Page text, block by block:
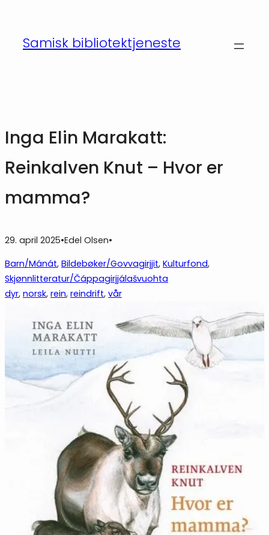
innholdSamisk bibliotektjeneste
Inga Elin Marakatt:
Reinkalven Knut – Hvor er
mamma?
29. april 2025•Edel Olsen•
Barn/Mánát, Bildebøker/Govvagirjjit, Kulturfond
Skjønnlitteratur/Čáppagirjjálašvuohta
dyr, norsk, rein, reindrift, vår